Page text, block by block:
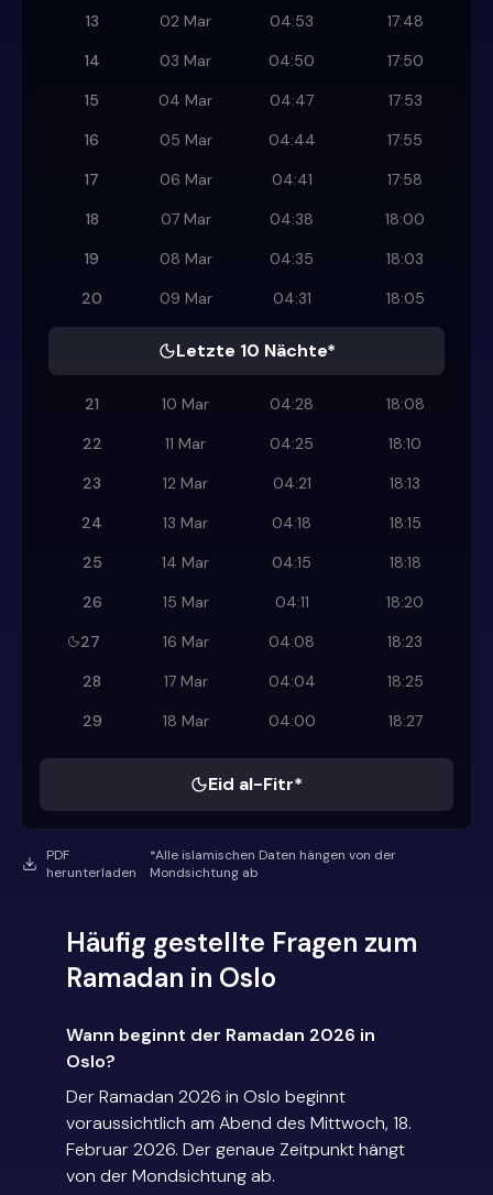
13
02 Mar 04:53
17:48
14
03 Mar 04:50
17:50
15
04 Mar 04:47
17:53
16
05 Mar 04:44
17:55
17
06 Mar 04:41
17:58
18
07 Mar 04:38
18:00
19
08 Mar 04:35
18:03
20
09 Mar 04:31 18:05
Letzte 10 Nächte*
21 10 Mar 04:28
18:08
22
11 Mar 04:25
18:10
23
12 Mar 04:21
18:13
24
13 Mar 04:18
18:15
25
14 Mar 04:15
18:18
26
15 Mar 04:11
18:20
27
16 Mar 04:08
18:23
28
17 Mar 04:04
18:25
29
18 Mar 04:00 18:27
Eid al-Fitr*
PDF
herunterladen
*Alle islamischen Daten hängen von der
Mondsichtung ab
Häufig gestellte Fragen zum
Ramadan in Oslo
Wann beginnt der Ramadan 2026 in
Oslo?
Der Ramadan 2026 in Oslo beginnt
voraussichtlich am Abend des Mittwoch, 18.
Februar 2026. Der genaue Zeitpunkt hängt
von der Mondsichtung ab.